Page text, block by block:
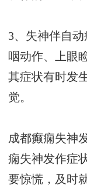
3、失神伴自
咽动作、上眼
其症状有时发
觉。
成都癫痫失神
痫失神发作症
要惊慌，及时